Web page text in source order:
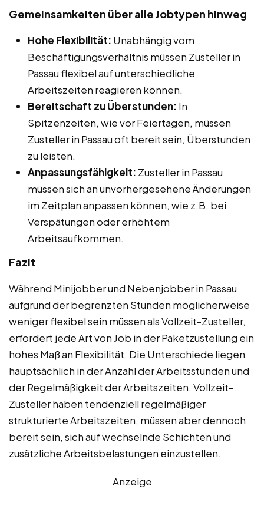
Gemeinsamkeiten über alle Jobtypen hinweg
Hohe Flexibilität: Unabhängig vom
Beschäftigungsverhältnis müssen Zusteller in
Passau flexibel auf unterschiedliche
Arbeitszeiten reagieren können.
Bereitschaft zu Überstunden: In
Spitzenzeiten, wie vor Feiertagen, müssen
Zusteller in Passau oft bereit sein, Überstunden
zu leisten.
Anpassungsfähigkeit: Zusteller in Passau
müssen sich an unvorhergesehene Änderungen
im Zeitplan anpassen können, wie z.B. bei
Verspätungen oder erhöhtem
Arbeitsaufkommen.
Fazit
Während Minijobber und Nebenjobber in Passau
aufgrund der begrenzten Stunden möglicherweise
weniger flexibel sein müssen als Vollzeit-Zusteller,
erfordert jede Art von Job in der Paketzustellung ein
hohes Maß an Flexibilität. Die Unterschiede liegen
hauptsächlich in der Anzahl der Arbeitsstunden und
der Regelmäßigkeit der Arbeitszeiten. Vollzeit-
Zusteller haben tendenziell regelmäßiger
strukturierte Arbeitszeiten, müssen aber dennoch
bereit sein, sich auf wechselnde Schichten und
zusätzliche Arbeitsbelastungen einzustellen.
Anzeige